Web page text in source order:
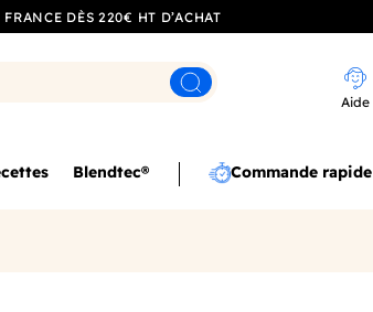
DÈS 220€ HT D’ACHAT
Rechercher
Aide
Blendtec® Commande rapide